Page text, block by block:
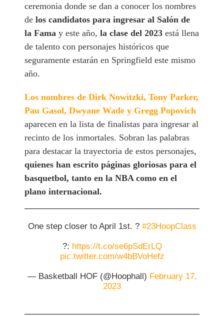
ceremonia donde se dan a conocer los nombres
delos candidatos para ingresar al Salón de
la Fama y este año, la clase del 2023 está llena
de talento con personajes históricos que
seguramente estarán en Springfield este mismo
año.
Los nombres de Dirk Nowitzki, Tony Parker,
Pau Gasol, Dwyane Wade y Gregg Popovich
aparecen en la lista de finalistas para ingresar al
recinto de los inmortales. Sobran las palabras
para destacar la trayectoria de estos personajes,
quienes han escrito páginas gloriosas para el
basquetbol, tanto en la NBA como en el
plano internacional.
One step closer to April 1st. ? #23HoopClass
?: https://t.co/se6pSdErLQ
pic.twitter.com/w4bBVoHefz
— Basketball HOF (@Hoophall) February 17,
2023